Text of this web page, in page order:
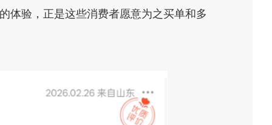
体验，正是这些消费者愿意为之买单和多